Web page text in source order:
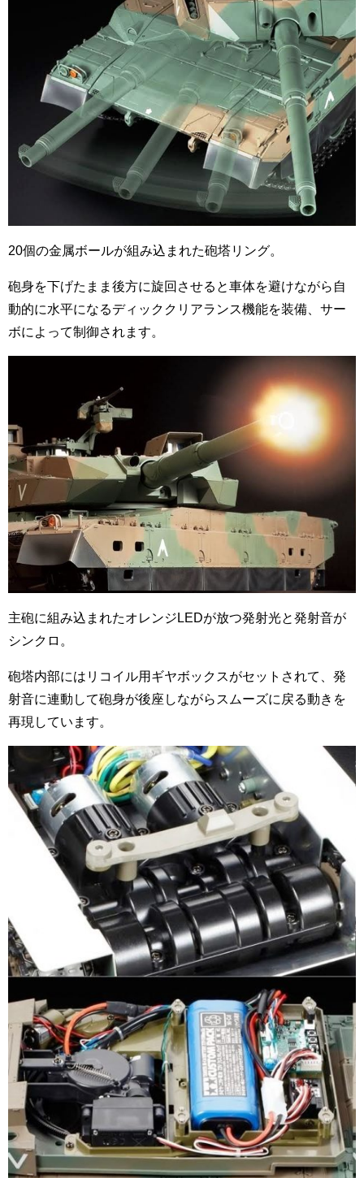
20個の金属ボールが組み込まれた砲塔リング。
砲身を下げたまま後方に旋回させると車体を避けながら自
動的に水平になるディッククリアランス機能を装備、サー
ボによって制御されます。
主砲に組み込まれたオレンジLEDが放つ発射光と発射音が
シンクロ。
砲塔内部にはリコイル用ギヤボックスがセットされて、発
射音に連動して砲身が後座しながらスムーズに戻る動きを
再現しています。